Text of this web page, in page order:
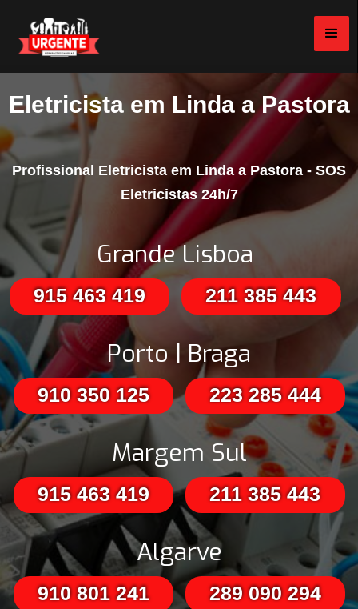
Eletricista em Linda a Pastora
Profissional Eletricista em Linda a Pastora - SOS
Eletricistas 24h/7
Grande Lisboa
915 463 419 211 385 443
Porto | Braga
910 350 125 223 285 444
Margem Sul
915 463 419 211 385 443
Algarve
910 801 241 289 090 294